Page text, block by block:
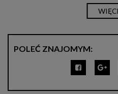
POLEĆ ZNAJOMYM: